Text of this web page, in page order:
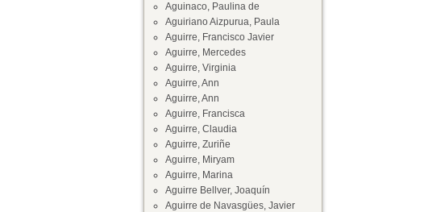
Aguinaco, Paulina de
Aguiriano Aizpurua, Paula
Aguirre, Francisco Javier
Aguirre, Mercedes
Aguirre, Virginia
Aguirre, Ann
Aguirre, Ann
Aguirre, Francisca
Aguirre, Claudia
Aguirre, Zuriñe
Aguirre, Miryam
Aguirre, Marina
Aguirre Bellver, Joaquín
Aguirre de Navasgües, Javier